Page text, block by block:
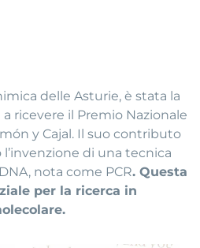
delle Asturie, è stata la
ricevere il Premio Nazionale
y Cajal. Il suo contributo
di una tecnica
nota come PCR. Questa
per la ricerca in